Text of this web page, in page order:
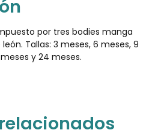
por tres bodies manga
Tallas: 3 meses, 6 meses, 9
meses y 24 meses.